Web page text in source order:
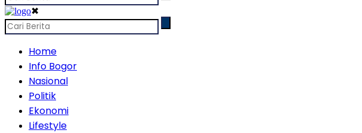
✖
Home
Info Bogor
Nasional
Politik
Ekonomi
Lifestyle